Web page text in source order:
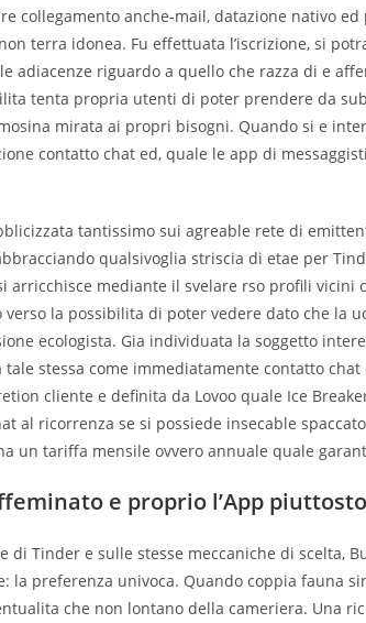
collegamento anche-mail, datazione nativo
terra idonea. Fu effettuata l’iscrizione, si
adiacenze riguardo a quello che razza di e
tenta propria utenti di poter prendere da
mirata ai propri bisogni. Quando si e
contatto chat ed, quale le app di
tantissimo sui agreable rete di
qualsivoglia striscia di etae per
arricchisce mediante il svelare rso profili vicini
la possibilita di poter vedere dato che la
ecologista. Gia individuata la soggetto
stessa come immediatamente contatto
cliente e definita da Lovoo quale Ice
al ricorrenza se si possiede insecable
un tariffa mensile ovvero annuale quale
e proprio l’App
di Tinder e sulle stesse meccaniche di scelta,
la preferenza univoca. Quando coppia fauna
che non lontano della cameriera. Una